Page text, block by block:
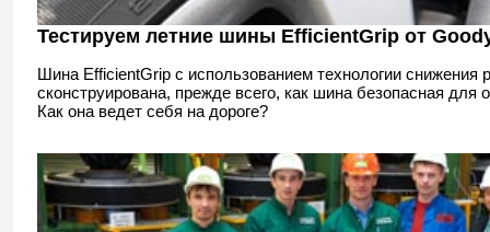
Тестируем летние шины EfficientGrip от
Шина EfficientGrip с использованием технологии снижения
сконструирована, прежде всего, как шина безопасная
Как она ведет себя на дороге?